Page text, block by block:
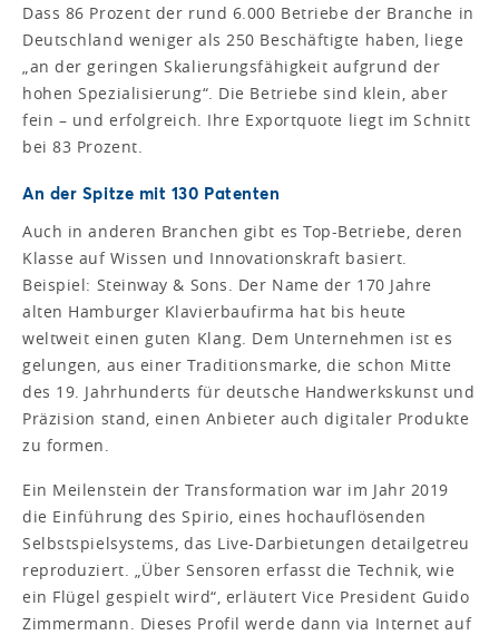
Dass 86 Prozent der rund 6.000 Betriebe der Branche in
Deutschland weniger als 250 Beschäftigte haben, liege
„an der geringen Skalierungsfähigkeit aufgrund der
hohen Spezialisierung“. Die Betriebe sind klein, aber
fein – und erfolgreich. Ihre Exportquote liegt im Schnitt
bei 83 Prozent.
An der Spitze mit 130 Patenten
Auch in anderen Branchen gibt es Top-Betriebe, deren
Klasse auf Wissen und Innovationskraft basiert.
Beispiel: Steinway & Sons. Der Name der 170 Jahre
alten Hamburger Klavierbaufirma hat bis heute
weltweit einen guten Klang. Dem Unternehmen ist es
gelungen, aus einer Traditionsmarke, die schon Mitte
des 19. Jahrhunderts für deutsche Handwerkskunst und
Präzision stand, einen Anbieter auch digitaler Produkte
zu formen.
Ein Meilenstein der Transformation war im Jahr 2019
die Einführung des Spirio, eines hochauflösenden
Selbstspielsystems, das Live-Darbietungen detailgetreu
reproduziert. „Über Sensoren erfasst die Technik, wie
ein Flügel gespielt wird“, erläutert Vice President Guido
Zimmermann. Dieses Profil werde dann via Internet auf